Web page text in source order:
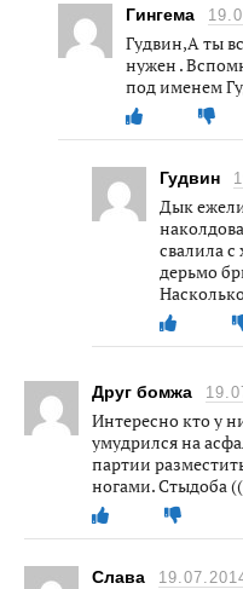
Гингема
Гудвин,А ты
нужен .
под именем
Гудвин
Дык
свалила с
дерьмо
Друг бомжа
Интересно кто у
умудрился на
партии
ногами. Стыдоба
Слава